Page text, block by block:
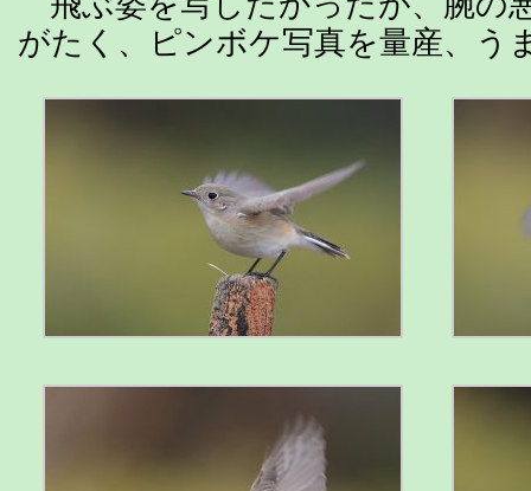
がたく、ピンボケ写真を量産、う